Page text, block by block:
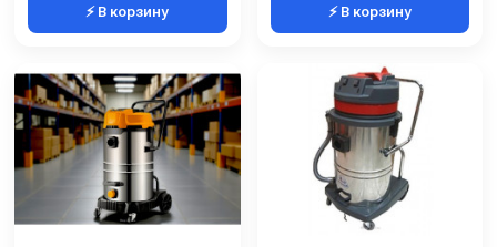
⚡ В корзину ⚡ В корзину